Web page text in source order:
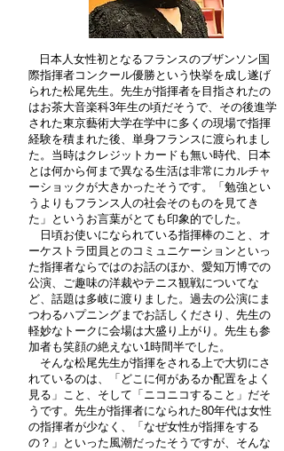
日本人女性初となるフランスのブザンソン国
際指揮者コンクール優勝という快挙を成し遂げ
られた松尾先生。先生が指揮者を目指されたの
はお茶大音楽科3年生の頃だそうで、その後進学
された東京藝術大学在学中に多くの現場で指揮
経験を積まれた後、単身フランスに渡られまし
た。当時はクレジットカードも無い時代、日本
とは何から何まで異なる生活は非常にカルチャ
ーショックが大きかったそうです。「勉強とい
うよりもフランス人の社会そのものを見てき
た」というお言葉がとても印象的でした。
日頃お使いになられている指揮棒のこと、オ
ーケストラ団員とのコミュニケーションといっ
た指揮者ならではのお話のほか、愛知万博での
公演、ご趣味の洋裁やテニス観戦についてな
ど、話題は多岐に渡りました。過去の公演にま
つわるハプニングまでお話しくださり、先生の
軽妙なトークに会場は大盛り上がり。先生も参
加者も笑顔の絶えない1時間半でした。
そんな松尾先生が指揮をされる上で大切にさ
れているのは、「どこに何があるか配置をよく
見る」こと、そして「ニコニコすること」だそ
うです。先生が指揮者になられた80年代は女性
の指揮者が少なく、「なぜ女性が指揮をする
の？」といった風潮だったそうですが、そんな